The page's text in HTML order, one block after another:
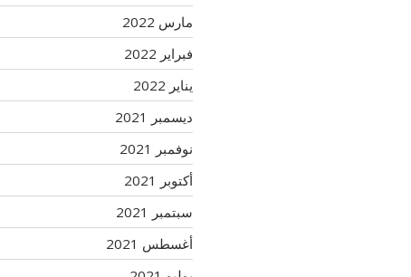
مارس 2022
فبراير 2022
يناير 2022
ديسمبر 2021
نوفمبر 2021
أكتوبر 2021
سبتمبر 2021
أغسطس 2021